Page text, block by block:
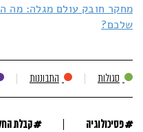
מחקר חובק עולם מגלה: מה
שלכם?
סגולות התבוננות
#פסיכולוגיה #קבלת